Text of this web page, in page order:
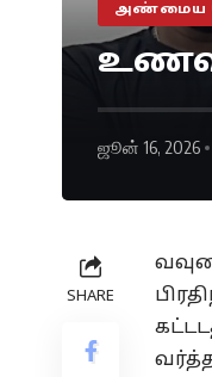
அண்மைய
ஜூன் 16, 2026
SHARE